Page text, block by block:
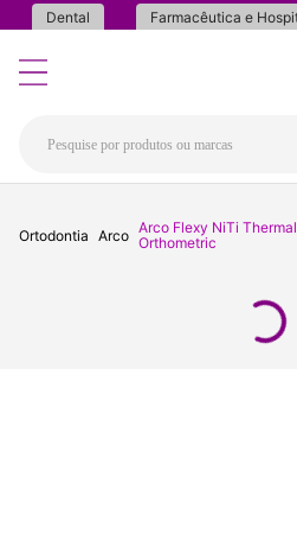
Dental Farmacêutica e
Ortodontia Arco Arco Flexy NiTi
Orthometric